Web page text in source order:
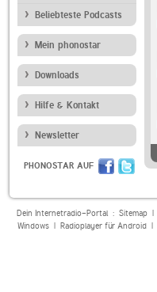
Beliebteste Podcasts
Mein phonostar
Downloads
Hilfe & Kontakt
Newsletter
PHONOSTAR AUF
Dein Internetradio-Portal : Sitemap|
Windows| Radioplayer für Android|